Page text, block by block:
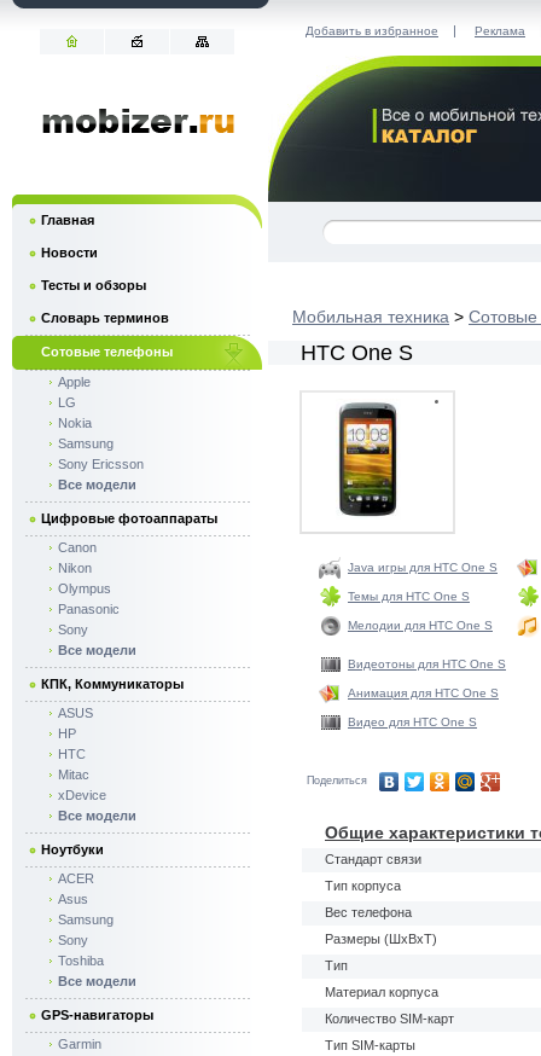
Добавить в избранное | Реклама
Мобильная техника >
HTC One S
Java игры для HTC One S
Темы для HTC One S
Мелодии для HTC One S
Видеотоны для HTC One S
Анимация для HTC One S
Видео для HTC One S
Поделиться
Общие характеристики
Стандарт связи
Тип корпуса
Вес телефона
Размеры (ШxВxТ)
Тип
Материал корпуса
Количество SIM-карт
Тип SIM-карты
Главная
Новости
Тесты и обзоры
Словарь терминов
Сотовые телефоны
Apple
LG
Nokia
Samsung
Sony Ericsson
Все модели
Цифровые фотоаппараты
Canon
Nikon
Olympus
Panasonic
Sony
Все модели
КПК, Коммуникаторы
ASUS
HP
HTC
Mitac
xDevice
Все модели
Ноутбуки
ACER
Asus
Samsung
Sony
Toshiba
Все модели
GPS-навигаторы
Garmin